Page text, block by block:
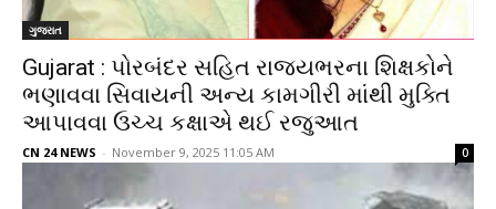
ગુજરાત
Gujarat : પોરબંદર સહિત રાજ્યભરના શિક્ષકોને
ભણાવવા સિવાયની અન્ય કામગીરી માંથી મુક્તિ
આપાવવા ઉચ્ચ કક્ષાએ થઈ રજુઆત
CN 24 NEWS - November 9, 2025 11:05 AM 0